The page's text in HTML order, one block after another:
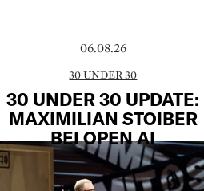
06.08.26
30 UNDER 30
30 UNDER 30 UPDATE:
MAXIMILIAN STOIBER
BEI OPEN AI